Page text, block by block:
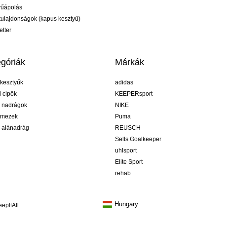
(kapus kesztyű)
cipők
nadrágok
alánadrág
Márkák
adidas
KEEPERsport
NIKE
Puma
REUSCH
Sells Goalkeeper
uhlsport
Elite Sport
rehab
Hungary